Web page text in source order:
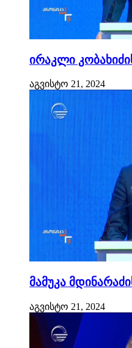
ირაკლი
აგვისტო 21, 2024
მამუკა
აგვისტო 21, 2024